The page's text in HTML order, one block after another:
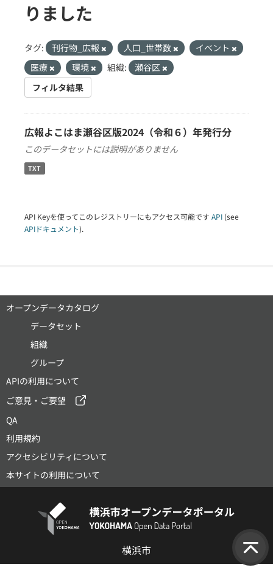
りました
タグ: 刊行物_広報 人口_世帯数
イベント
医療
環境 組織:
瀬谷区
フィルタ結果
広報よこはま瀬谷区版2024（令和６）年発行分
このデータセットには説明がありません
TXT
API Keyを使ってこのレジストリーにもアクセス可能です API (see
APIドキュメント).
オープンデータカタログ
データセット
組織
グループ
APIの利用について
ご意見・ご要望
QA
利用規約
アクセシビリティについて
本サイトの利用について
横浜市